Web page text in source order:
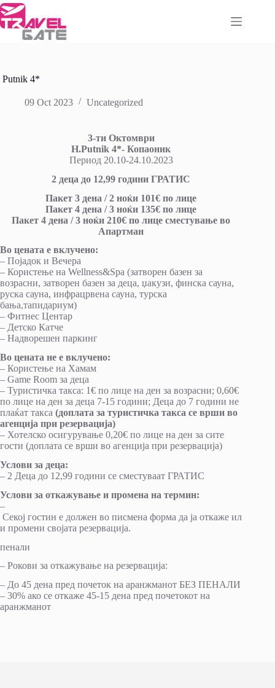
Skip
to
content
Putnik 4*
09 Oct 2023 Uncategorized
3-ти Октомври
H.Putnik 4*-Копаоник
Период 20.10-24.10.2023
2 деца до 12,99 години ГРАТИС
Пакет 3 дена / 2 ноќи 101€ по лице
Пакет 4 дена / 3 ноќи 135€ по лице
Пакет 4 дена / 3 ноќи 210€ по лице сместување во
Апартман
Во цената е вклучено:
– Појадок и Вечера
– Користење на Wellness&Spa (затворен базен за
возрасни, затворен базен за деца, џакузи, финска сауна,
руска сауна, инфрацрвена сауна, турска
бања,тапидариум)
– Фитнес Центар
– Детско Катче
– Надворешен паркинг
Во цената не е вклучено:
– Користење на Хамам
– Game Room за деца
– Туристичка такса: 1€ по лице на ден за возрасни; 0,60€
по лице на ден за деца 7-15 години; Деца до 7 години не
плаќат такса (доплата за туристичка такса се врши во
агенција при резервација)
– Хотелско осигурување 0,20€ по лице на ден за сите
гости (доплата се врши во агенција при резервација)
Услови за деца:
– 2 Деца до 12,99 години се сместуваат ГРАТИС
Услови за откажување и промена на термин:
–
Секој гостин е должен во писмена форма да ја откаже ил
и промени својата резервација.
пенали
– Рокови за откажување на резервација:
– До 45 дена пред почеток на аранжманoт БЕЗ ПЕНАЛИ
– 30% ако се откаже 45-15 дена пред почетокот на
аранжманот